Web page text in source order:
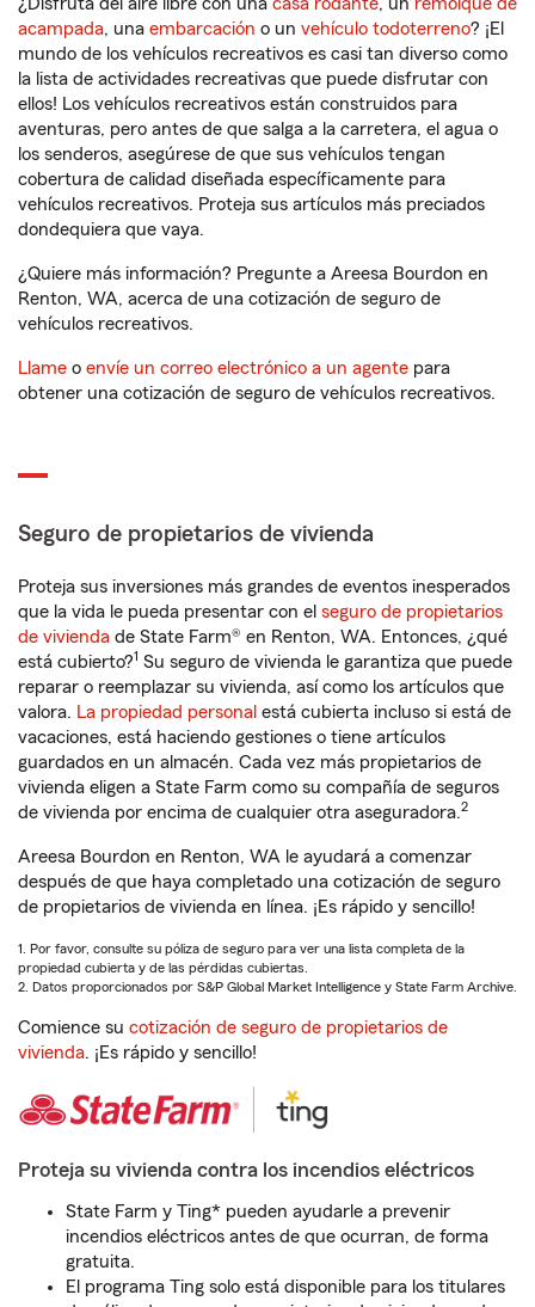
acampada, una embarcación o un vehículo todoterreno? ¡El
mundo de los vehículos recreativos es casi tan diverso como
la lista de actividades recreativas que puede disfrutar con
ellos! Los vehículos recreativos están construidos para
aventuras, pero antes de que salga a la carretera, el agua o
los senderos, asegúrese de que sus vehículos tengan
cobertura de calidad diseñada específicamente para
vehículos recreativos. Proteja sus artículos más preciados
dondequiera que vaya.
¿Quiere más información? Pregunte a Areesa Bourdon en
Renton, WA, acerca de una cotización de seguro de
vehículos recreativos.
Llame o envíe un correo electrónico a un agente para
obtener una cotización de seguro de vehículos recreativos.
Seguro de propietarios de vivienda
Proteja sus inversiones más grandes de eventos inesperados
que la vida le pueda presentar con el seguro de propietarios
de vivienda de State Farm® en Renton, WA. Entonces, ¿qué
está cubierto?1 Su seguro de vivienda le garantiza que puede
reparar o reemplazar su vivienda, así como los artículos que
valora. La propiedad personal está cubierta incluso si está de
vacaciones, está haciendo gestiones o tiene artículos
guardados en un almacén. Cada vez más propietarios de
vivienda eligen a State Farm como su compañía de seguros
de vivienda por encima de cualquier otra aseguradora.2
Areesa Bourdon en Renton, WA le ayudará a comenzar
después de que haya completado una cotización de seguro
de propietarios de vivienda en línea. ¡Es rápido y sencillo!
1. Por favor, consulte su póliza de seguro para ver una lista completa de la
propiedad cubierta y de las pérdidas cubiertas.
2. Datos proporcionados por S&P Global Market Intelligence y State Farm Archive.
Comience su cotización de seguro de propietarios de
vivienda. ¡Es rápido y sencillo!
Proteja su vivienda contra los incendios eléctricos
State Farm y Ting* pueden ayudarle a prevenir
incendios eléctricos antes de que ocurran, de forma
gratuita.
El programa Ting solo está disponible para los titulares